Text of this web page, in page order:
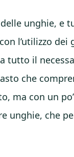
unghie, e
l’utilizzo dei
tutto il
che
ma con un
unghie, che